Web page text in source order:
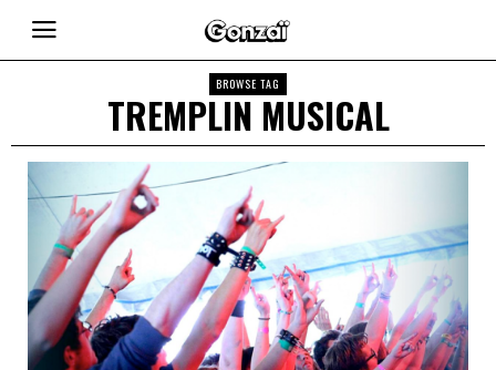
BROWSE TAG
TREMPLIN MUSICAL